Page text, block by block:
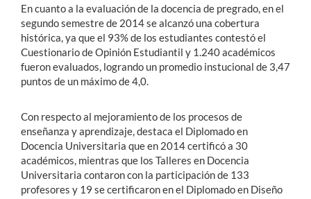
En cuanto a la evaluación de la docencia de pregrado, en el
segundo semestre de 2014 se alcanzó una cobertura
histórica, ya que el 93% de los estudiantes contestó el
Cuestionario de Opinión Estudiantil y 1.240 académicos
fueron evaluados, logrando un promedio instucional de 3,47
puntos de un máximo de 4,0.
Con respecto al mejoramiento de los procesos de
enseñanza y aprendizaje, destaca el Diplomado en
Docencia Universitaria que en 2014 certificó a 30
académicos, mientras que los Talleres en Docencia
Universitaria contaron con la participación de 133
profesores y 19 se certificaron en el Diplomado en Diseño